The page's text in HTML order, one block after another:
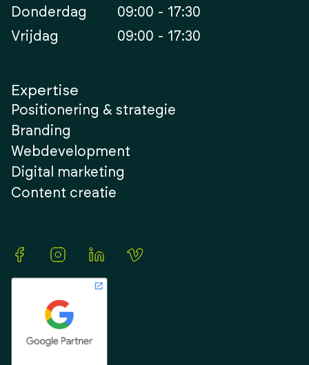
Donderdag
09:00 - 17:30
Vrijdag
09:00 - 17:30
Expertise
Positionering & strategie
Branding
Webdevelopment
Digital marketing
Content creatie